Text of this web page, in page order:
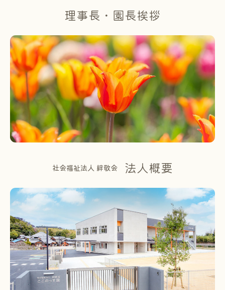
理事長・園長挨拶
社会福祉法人 絆敬会 法人概要